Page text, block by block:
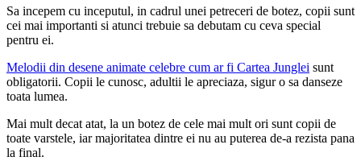
Sa incepem cu inceputul, in cadrul unei petreceri de botez, copii sunt
cei mai importanti si atunci trebuie sa debutam cu ceva special
pentru ei.
Melodii din desene animate celebre cum ar fi Cartea Junglei sunt
obligatorii. Copii le cunosc, adultii le apreciaza, sigur o sa danseze
toata lumea.
Mai mult decat atat, la un botez de cele mai mult ori sunt copii de
toate varstele, iar majoritatea dintre ei nu au puterea de-a rezista pana
la final.